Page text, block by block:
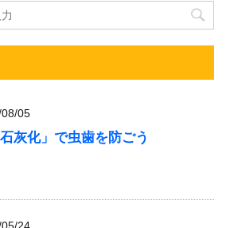
05
石灰化」で虫歯を防ごう